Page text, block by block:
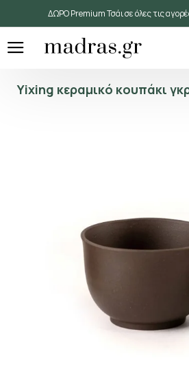
ΔΩΡΟ Premium Τσάι σε όλες τις
Yixing κεραμικό κουπάκι